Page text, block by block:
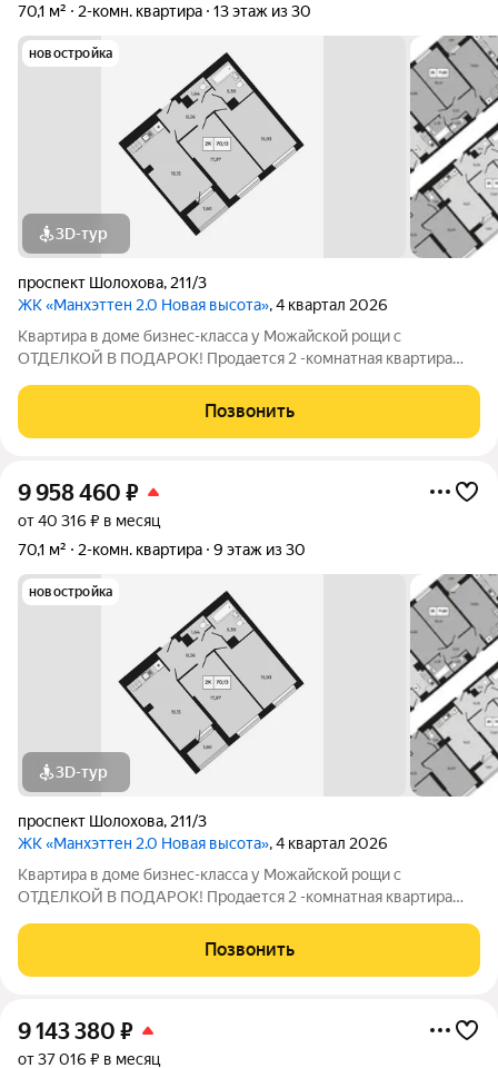
70,1 м²
2-комн. квартира 13 этаж из 30
новостройка
3D-тур
проспект Шолохова, 211/3
ЖК «Манхэттен 2.0 Новая высота», 4 квартал 2026
Квартира в доме бизнес-класса у Можайской рощи с
ОТДЕЛКОЙ В ПОДАРОК! Продается 2 -комнатная квартира
Шолохова 211/3. Дом расположен прямо у Можайской рощи
Позвонить
9 958 460 ₽
от 40 316 ₽ в месяц
70,1 м²
2-комн. квартира 9 этаж из 30
новостройка
3D-тур
проспект Шолохова, 211/3
ЖК «Манхэттен 2.0 Новая высота», 4 квартал 2026
Квартира в доме бизнес-класса у Можайской рощи с
ОТДЕЛКОЙ В ПОДАРОК! Продается 2 -комнатная квартира
Шолохова 211/3. Дом расположен прямо у Можайской рощи
Позвонить
9 143 380 ₽
от 37 016 ₽ в месяц